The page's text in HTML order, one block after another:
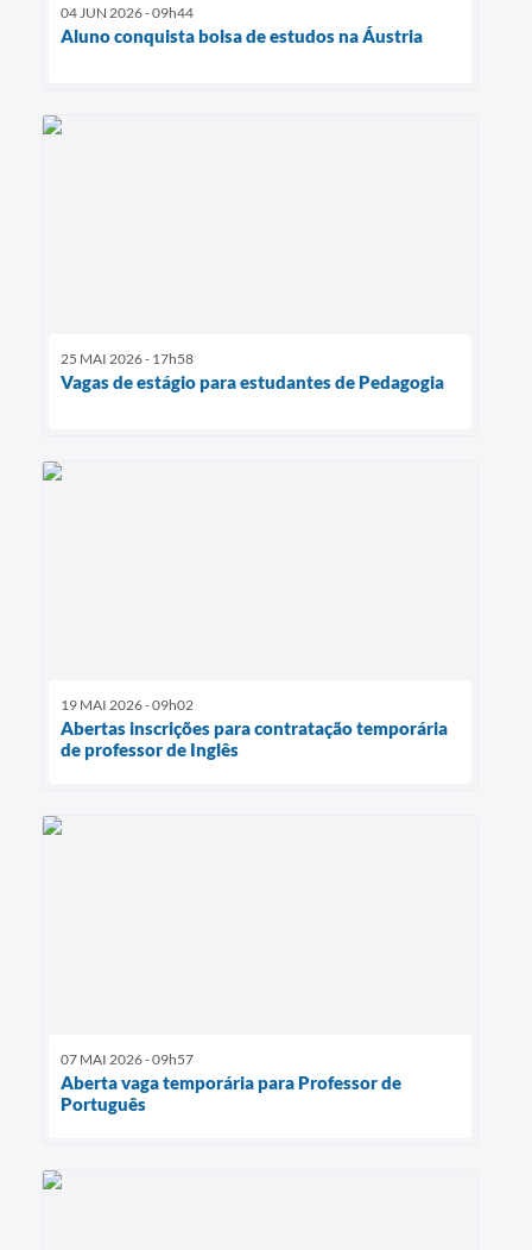
04 JUN 2026 - 09h44
Aluno conquista bolsa de estudos na Áustria
25 MAI 2026 - 17h58
Vagas de estágio para estudantes de Pedagogia
19 MAI 2026 - 09h02
Abertas inscrições para contratação temporária
de professor de Inglês
07 MAI 2026 - 09h57
Aberta vaga temporária para Professor de
Português